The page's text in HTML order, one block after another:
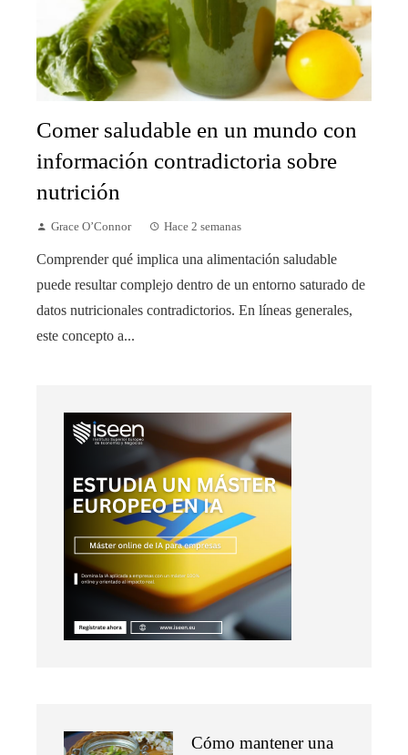
Comer saludable en un mundo con
información contradictoria sobre
nutrición
Grace O’Connor Hace 2 semanas
Comprender qué implica una alimentación saludable
puede resultar complejo dentro de un entorno saturado de
datos nutricionales contradictorios. En líneas generales,
este concepto a...
Cómo mantener una